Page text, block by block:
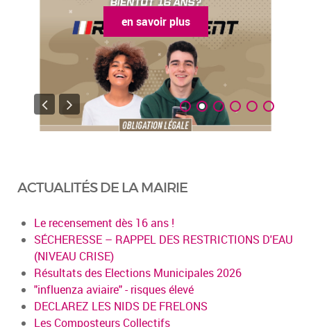
en savoir plus
ACTUALITÉS DE LA MAIRIE
Le recensement dès 16 ans !
SÉCHERESSE – RAPPEL DES RESTRICTIONS D'EAU
(NIVEAU CRISE)
Résultats des Elections Municipales 2026
"influenza aviaire" - risques élevé
DECLAREZ LES NIDS DE FRELONS
Les Composteurs Collectifs